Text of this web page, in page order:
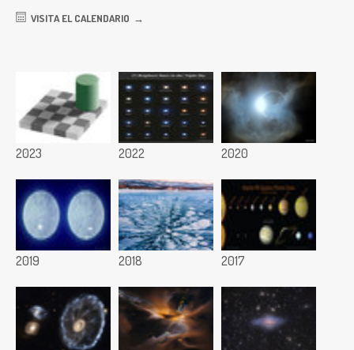
VISITA EL CALENDARIO
2023 2022 2020
2019 2018 2017